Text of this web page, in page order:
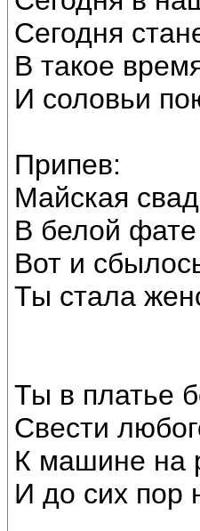
Сегодня
В такое
И соловьи
Припев:
Майская
В белой
Вот и
Ты стала
Ты в платье
Свести
К машине на
И до сих пор